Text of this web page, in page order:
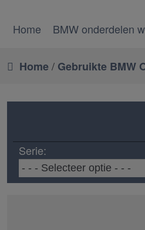
Home BMW onderdelen
Home/ Gebruikte BMW
Serie: